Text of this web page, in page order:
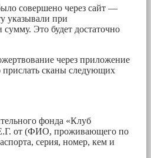
совершено через сайт —
указывали при
Это будет достаточно
через приложение
сканы следующих
фонда «Клуб
от (ФИО, проживающего по
серия, номер, кем и